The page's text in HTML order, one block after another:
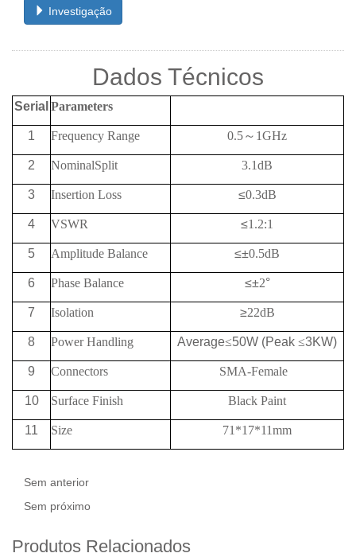
Investigação
Dados Técnicos
Serial Parameters
1 Frequency Range 0.5～ 1GHz
2 NominalSplit 3.1dB
3 Insertion Loss ≤0.3dB
4 VSWR ≤1.2:1
5 Amplitude Balance ≤±0.5dB
6 Phase Balance ≤±2°
7 Isolation ≥22dB
8 Power Handling Average≤50W (Peak ≤3KW)
9 Connectors SMA-Female
10 Surface Finish Black Paint
11 Size 71*17*11mm
Sem anterior
Sem próximo
Produtos Relacionados